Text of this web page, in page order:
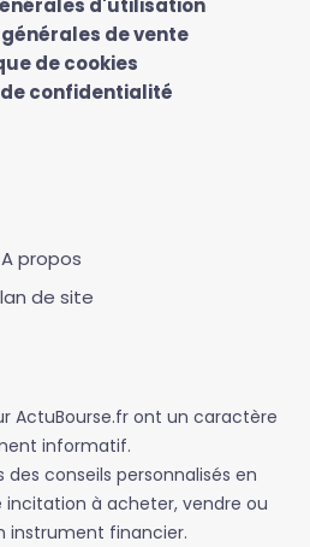
d'utilisation
de vente
de cookies
confidentialité
A propos
de site
ActuBourse.fr ont un caractère
informatif.
conseils personnalisés en
incitation à acheter, vendre ou
instrument financier.